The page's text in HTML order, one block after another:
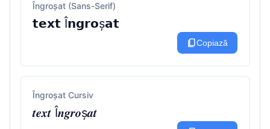
Îngroșat (Sans-Serif)
𝘁𝗲𝘅𝘁 Î𝗻𝗴𝗿𝗼ș𝗮𝘁
content_copyCopiază
Îngroșat Cursiv
𝒕𝒆𝒙𝒕 Î𝒏𝒈𝒓𝒐ș𝒂𝒕